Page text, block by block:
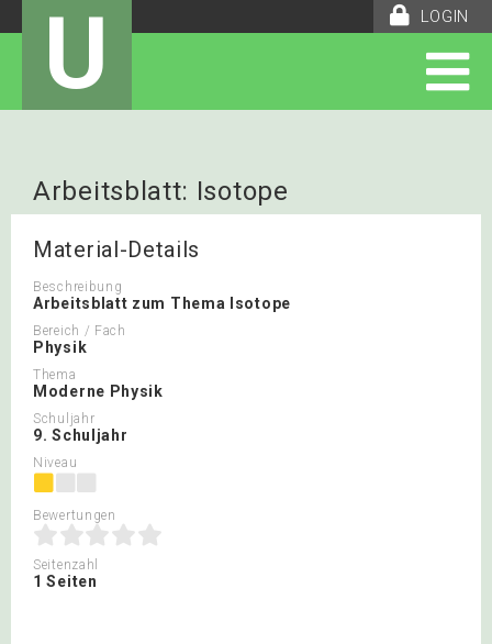
LOGIN
U
Arbeitsblatt: Isotope
Material-Details
Beschreibung
Arbeitsblatt zum Thema Isotope
Bereich / Fach
Physik
Thema
Moderne Physik
Schuljahr
9. Schuljahr
Niveau
Bewertungen
Seitenzahl
1 Seiten